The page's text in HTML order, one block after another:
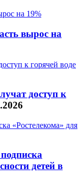
вырос на
доступ к
детей в